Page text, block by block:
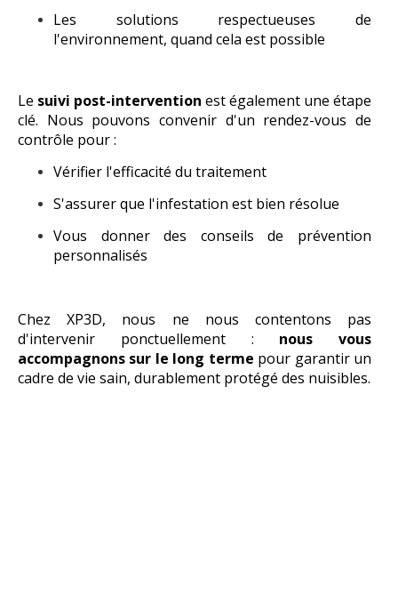
Les solutions respectueuses de
l'environnement, quand cela est possible
Le suivi post-intervention est également une étape
clé. Nous pouvons convenir d'un rendez-vous de
contrôle pour :
Vérifier l'efficacité du traitement
S'assurer que l'infestation est bien résolue
Vous donner des conseils de prévention
personnalisés
Chez XP3D, nous ne nous contentons pas
d'intervenir ponctuellement : nous vous
accompagnons sur le long terme pour garantir un
cadre de vie sain, durablement protégé des nuisibles.